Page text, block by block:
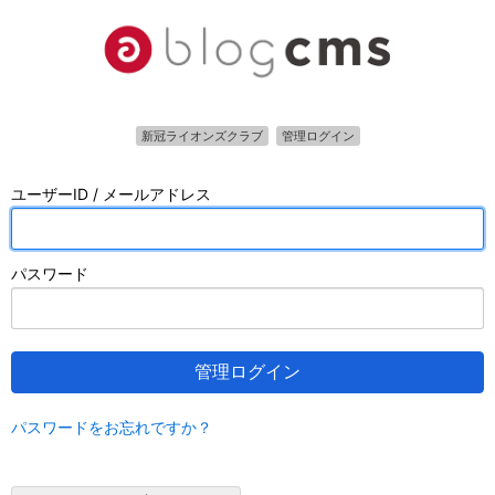
新冠ライオンズクラブ 管理ログイン
ユーザーID / メールアドレス
パスワード
管理ログイン
パスワードをお忘れですか？